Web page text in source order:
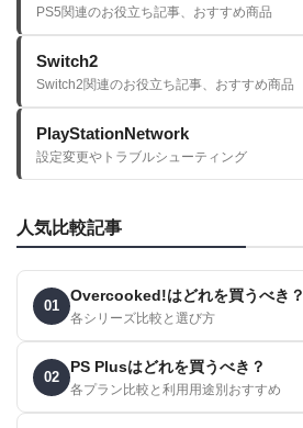
PS5関連のお役立ち記事、おすすめ商品
Switch2
Switch2関連のお役立ち記事、おすすめ商品
PlayStationNetwork
設定変更やトラブルシューティング
人気比較記事
01
Overcooked!はどれを買うべき？
各シリーズ比較と選び方
02
PS Plusはどれを買うべき？
各プラン比較と利用用途別おすすめ